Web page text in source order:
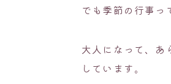
でも季節の行事っ
大人になって、あ
しています。